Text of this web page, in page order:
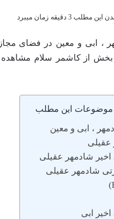
مطلب 3 دقیقه زمان میبرد
، ابی و معین در فضای
بخش از کاشمر سلام مشاهده
این مطلب
، ابی و معین
عقیلی
اخیر شادمهر عقیلی
شادمهر عقیلی
اخیر ابی